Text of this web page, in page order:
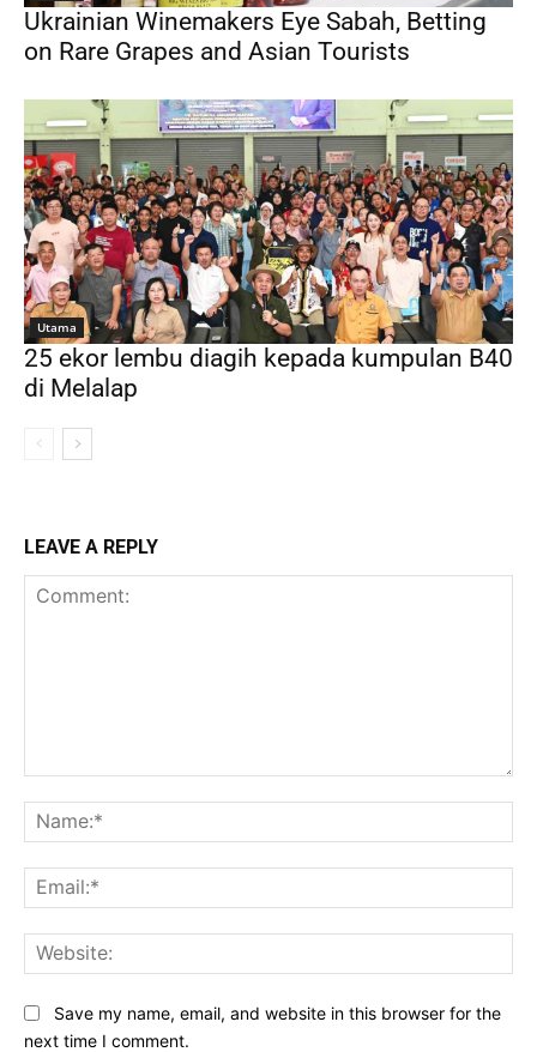
Ukrainian Winemakers Eye Sabah, Betting
on Rare Grapes and Asian Tourists
Utama
25 ekor lembu diagih kepada kumpulan B40
di Melalap
LEAVE A REPLY
Save my name, email, and website in this browser for the
next time I comment.